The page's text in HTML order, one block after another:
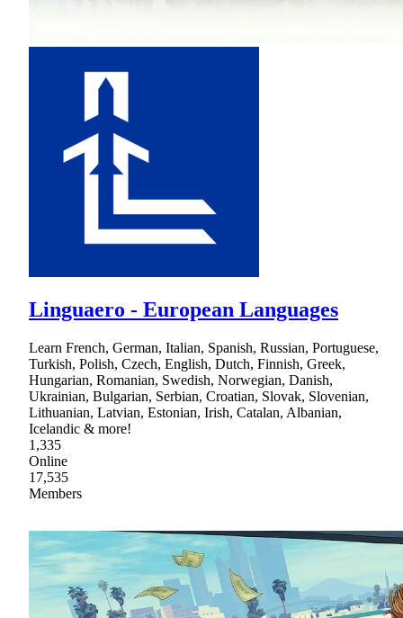
Linguaero - European Languages
Learn French, German, Italian, Spanish, Russian, Portuguese,
Turkish, Polish, Czech, English, Dutch, Finnish, Greek,
Hungarian, Romanian, Swedish, Norwegian, Danish,
Ukrainian, Bulgarian, Serbian, Croatian, Slovak, Slovenian,
Lithuanian, Latvian, Estonian, Irish, Catalan, Albanian,
Icelandic & more!
1,335
Online
17,535
Members